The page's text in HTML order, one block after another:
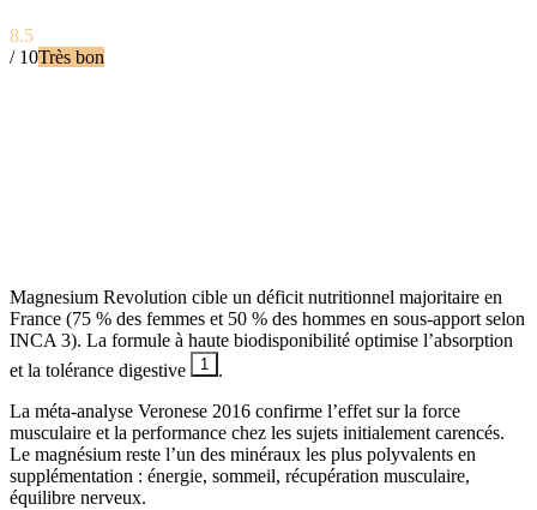
8.5
/ 10Très bon
Magnesium Revolution cible un déficit nutritionnel majoritaire en
France (75 % des femmes et 50 % des hommes en sous-apport selon
INCA 3). La formule à haute biodisponibilité optimise l’absorption
et la tolérance digestive
1 .
La méta-analyse Veronese 2016 confirme l’effet sur la force
musculaire et la performance chez les sujets initialement carencés.
Le magnésium reste l’un des minéraux les plus polyvalents en
supplémentation : énergie, sommeil, récupération musculaire,
équilibre nerveux.